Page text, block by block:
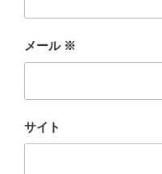
メール ※
サイト